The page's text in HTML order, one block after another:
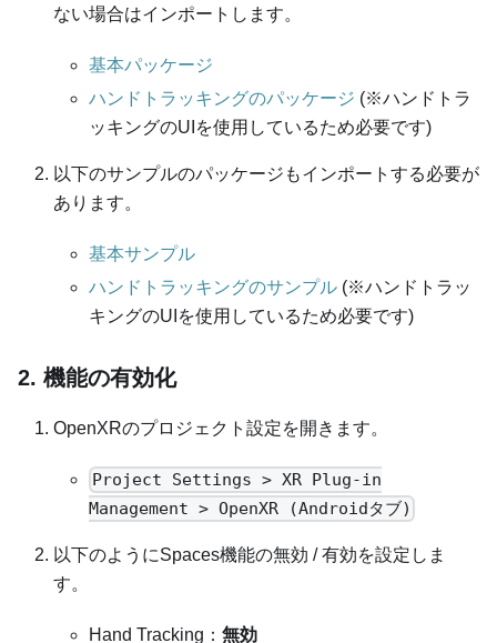
ない場合はインポートします。
基本パッケージ
ハンドトラッキングのパッケージ (※ハンドトラ
ッキングのUIを使用しているため必要です)
以下のサンプルのパッケージもインポートする必要が
あります。
基本サンプル
ハンドトラッキングのサンプル (※ハンドトラッ
キングのUIを使用しているため必要です)
2. 機能の有効化
OpenXRのプロジェクト設定を開きます。
Project Settings > XR Plug-in
Management > OpenXR (Androidタブ)
以下のようにSpaces機能の無効 / 有効を設定しま
す。
Hand Tracking： 無効